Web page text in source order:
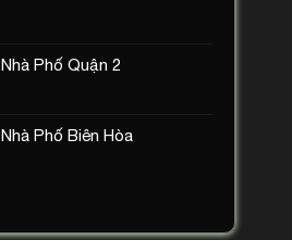
Nhà Phố Quận 2
Nhà Phố Biên Hòa